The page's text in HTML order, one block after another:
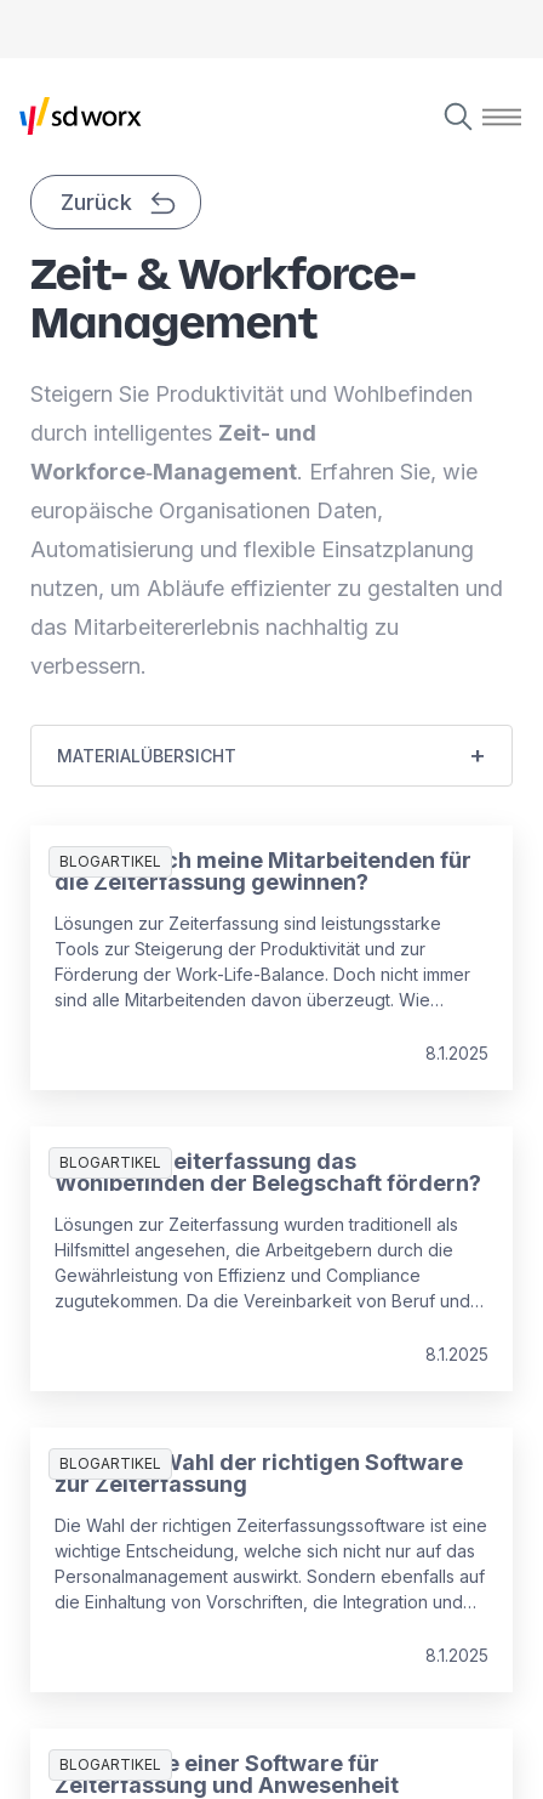
Zurück
Zeit- & Workforce-
Management
Steigern Sie Produktivität und Wohlbefinden
durch intelligentes Zeit- und
Workforce‑Management. Erfahren Sie, wie
europäische Organisationen Daten,
Automatisierung und flexible Einsatzplanung
nutzen, um Abläufe effizienter zu gestalten und
das Mitarbeitererlebnis nachhaltig zu
verbessern.
MATERIALÜBERSICHT
BLOGARTIKEL
Wie kann ich meine Mitarbeitenden für
die Zeiterfassung gewinnen?
Lösungen zur Zeiterfassung sind leistungsstarke
Tools zur Steigerung der Produktivität und zur
Förderung der Work-Life-Balance. Doch nicht immer
sind alle Mitarbeitenden davon überzeugt. Wie
8.1.2025
BLOGARTIKEL
Wie kann Zeiterfassung das
Wohlbefinden der Belegschaft fördern?
Lösungen zur Zeiterfassung wurden traditionell als
Hilfsmittel angesehen, die Arbeitgebern durch die
Gewährleistung von Effizienz und Compliance
zugutekommen. Da die Vereinbarkeit von Beruf und
gewinnt, liegt es auf der Hand, dass Lösungen zur8.1.2025
BLOGARTIKEL
Tipps zur Wahl der richtigen Software
zur Zeiterfassung
Die Wahl der richtigen Zeiterfassungssoftware ist eine
wichtige Entscheidung, welche sich nicht nur auf das
Personalmanagement auswirkt. Sondern ebenfalls auf
die Einhaltung von Vorschriften, die Integration und
der Wahl der Software auf folgende Kriterien achten.
8.1.2025
BLOGARTIKEL
Die Vorteile einer Software für
Zeiterfassung und Anwesenheit